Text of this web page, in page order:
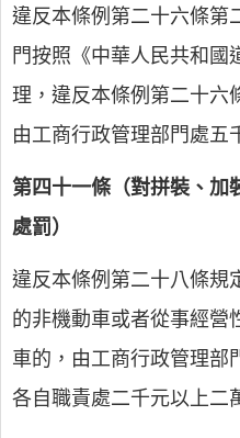
違反本條例第二十六條第
門按照《中華人民共和國
理，違反本條例第二十六
由工商行政管理部門處五
第四十一條（對拼裝、加
處罰）
違反本條例第二十八條規
的非機動車或者從事經營
車的，由工商行政管理部
各自職責處二千元以上二